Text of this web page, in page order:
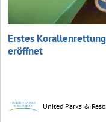
Erstes
eröffnet
United Parks &